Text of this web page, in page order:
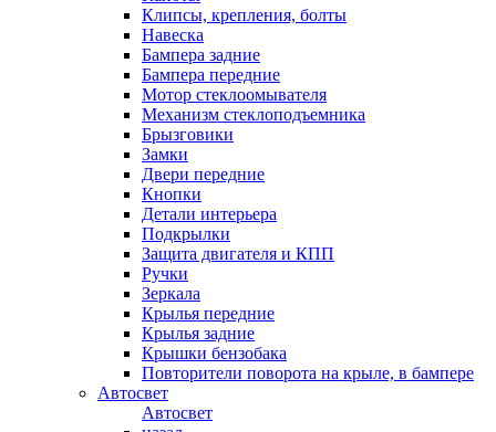
Клипсы, крепления, болты
Навеска
Бампера задние
Бампера передние
Мотор стеклоомывателя
Механизм стеклоподъемника
Брызговики
Замки
Двери передние
Кнопки
Детали интерьера
Подкрылки
Защита двигателя и КПП
Ручки
Зеркала
Крылья передние
Крылья задние
Крышки бензобака
Повторители поворота на крыле, в бампере
Автосвет
Автосвет